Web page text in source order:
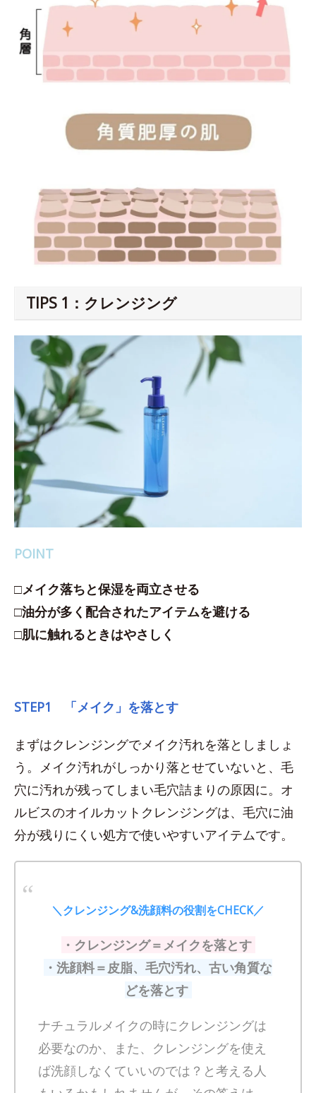
TIPS 1：クレンジング
POINT
□メイク落ちと保湿を両立させる
□油分が多く配合されたアイテムを避ける
□肌に触れるときはやさしく
STEP1 「メイク」を落とす
まずはクレンジングでメイク汚れを落としましょ
う。メイク汚れがしっかり落とせていないと、毛
穴に汚れが残ってしまい毛穴詰まりの原因に。オ
ルビスのオイルカットクレンジングは、毛穴に油
分が残りにくい処方で使いやすいアイテムです。
＼クレンジング&洗顔料の役割をCHECK／
・クレンジング＝メイクを落とす
・洗顔料＝皮脂、毛穴汚れ、古い角質な
どを落とす
ナチュラルメイクの時にクレンジングは
必要なのか、また、クレンジングを使え
ば洗顔しなくていいのでは？と考える人